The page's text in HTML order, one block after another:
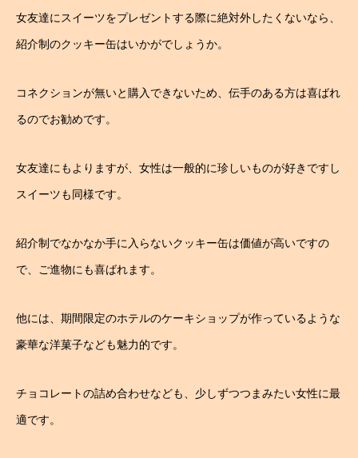
女友達にスイーツをプレゼントする際に絶対外したくないなら、
紹介制のクッキー缶はいかがでしょうか。
コネクションが無いと購入できないため、伝手のある方は喜ばれ
るのでお勧めです。
女友達にもよりますが、女性は一般的に珍しいものが好きですし
スイーツも同様です。
紹介制でなかなか手に入らないクッキー缶は価値が高いですの
で、ご進物にも喜ばれます。
他には、期間限定のホテルのケーキショップが作っているような
豪華な洋菓子なども魅力的です。
チョコレートの詰め合わせなども、少しずつつまみたい女性に最
適です。